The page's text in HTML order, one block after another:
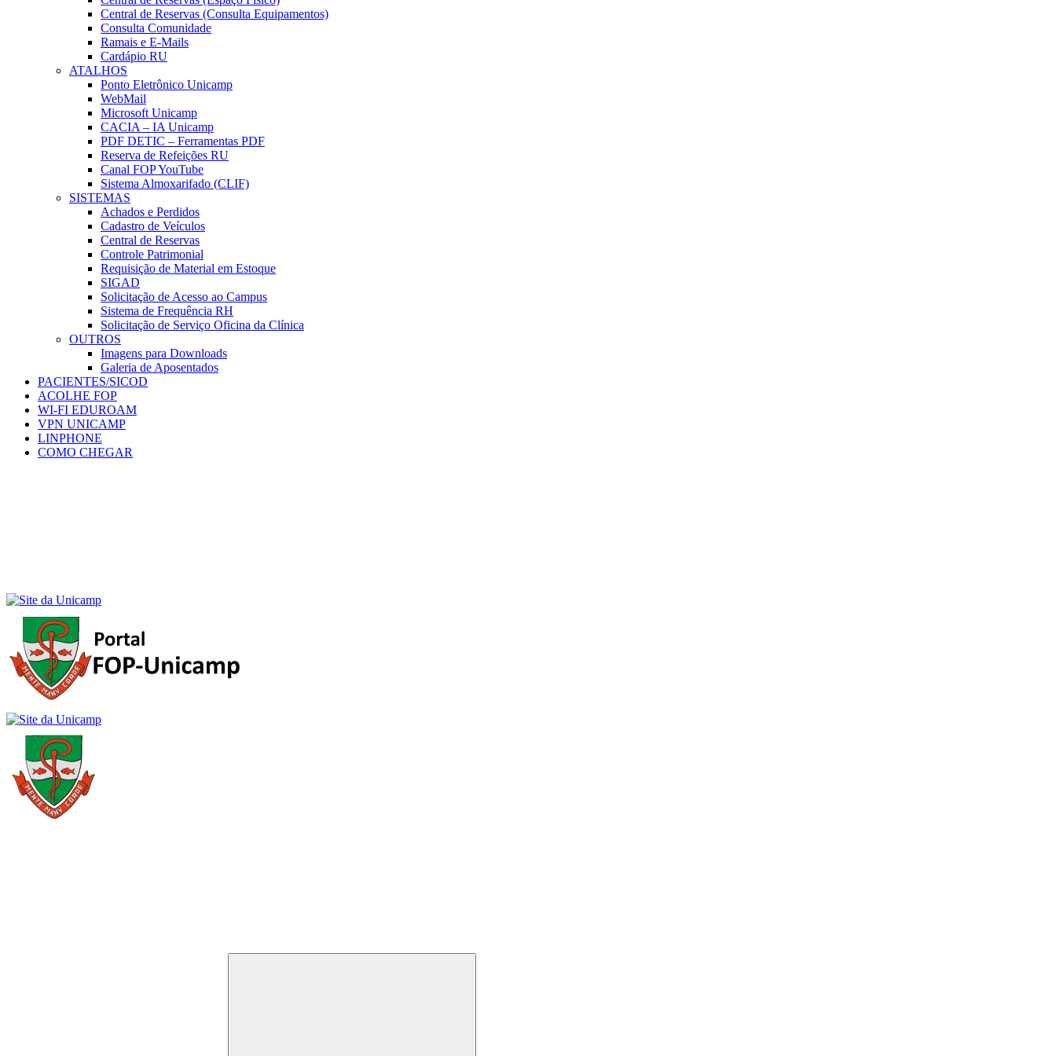
Central de Reservas (Consulta Equipamentos)
Consulta Comunidade
Ramais e E-Mails
Cardápio RU
ATALHOS
Ponto Eletrônico Unicamp
WebMail
Microsoft Unicamp
CACIA – IA Unicamp
PDF DETIC – Ferramentas PDF
Reserva de Refeições RU
Canal FOP YouTube
Sistema Almoxarifado (CLIF)
SISTEMAS
Achados e Perdidos
Cadastro de Veículos
Central de Reservas
Controle Patrimonial
Requisição de Material em Estoque
SIGAD
Solicitação de Acesso ao Campus
Sistema de Frequência RH
Solicitação de Serviço Oficina da Clínica
OUTROS
Imagens para Downloads
Galeria de Aposentados
PACIENTES/SICOD
ACOLHE FOP
WI-FI EDUROAM
VPN UNICAMP
LINPHONE
COMO CHEGAR